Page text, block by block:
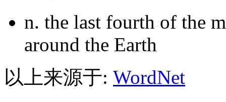
n. the last fourth of the
around the Earth
以上来源于: WordNet